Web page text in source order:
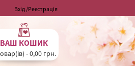
Вхід /Реєстрація
ВАШ КОШИК
- 0,00 грн.